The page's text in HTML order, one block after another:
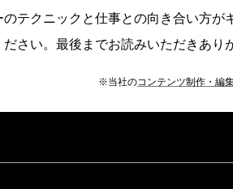
テクニックと仕事との向き合い方が
さい。最後までお読みいただきあり
※当社のコンテンツ制作・編